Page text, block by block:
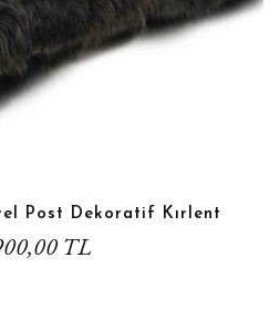
Post Dekoratif Kırlent
TL